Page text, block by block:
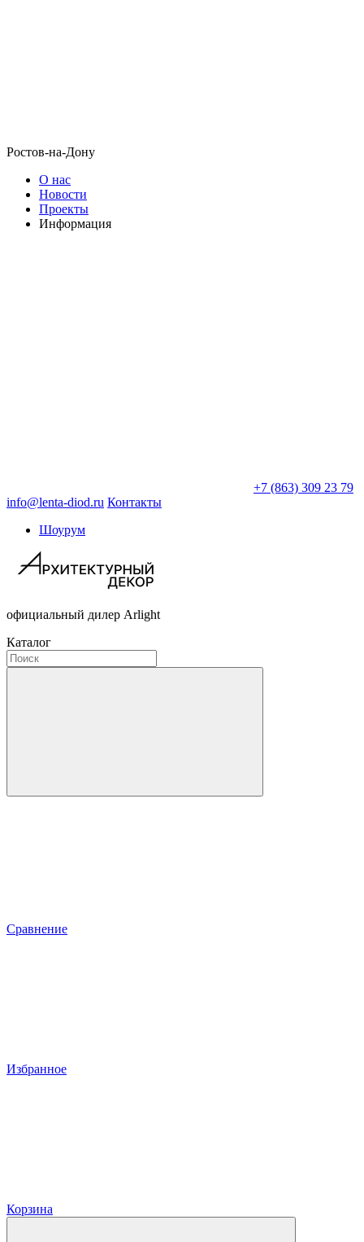
Ростов-на-Дону
О нас
Новости
Проекты
Информация
+7 (863) 309 23 79
info@lenta-diod.ru Контакты
Шоурум
официальный дилер Arlight
Каталог
Сравнение
Избранное
Корзина